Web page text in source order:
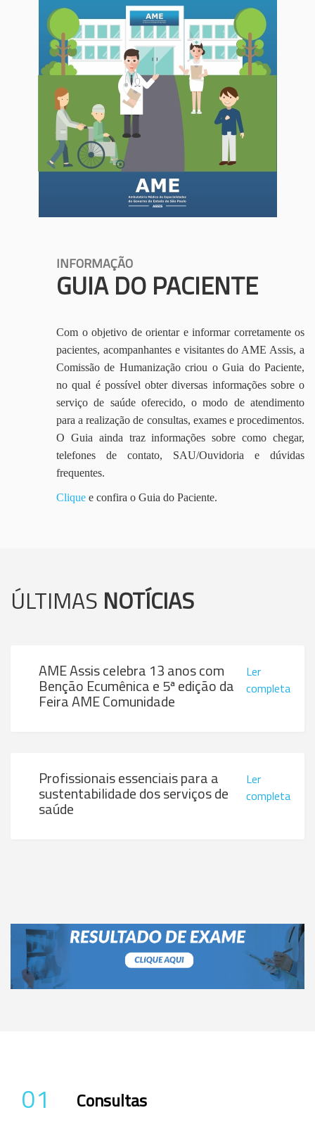
INFORMAÇÃO
GUIA DO PACIENTE
Com o objetivo de orientar e informar corretamente os
pacientes, acompanhantes e visitantes do AME Assis, a
Comissão de Humanização criou o Guia do Paciente,
no qual é possível obter diversas informações sobre o
serviço de saúde oferecido, o modo de atendimento
para a realização de consultas, exames e procedimentos.
O Guia ainda traz informações sobre como chegar,
telefones de contato, SAU/Ouvidoria e dúvidas
frequentes.
Clique e confira o Guia do Paciente.
ÚLTIMAS NOTÍCIAS
AME Assis celebra 13 anos com
Benção Ecumênica e 5ª edição da
Feira AME Comunidade
Ler
completa
Profissionais essenciais para a
sustentabilidade dos serviços de
saúde
Ler
completa
01 Consultas